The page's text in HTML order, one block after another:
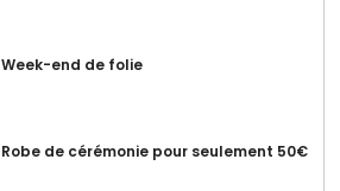
Week-end de folie
Robe de cérémonie pour seulement 50€